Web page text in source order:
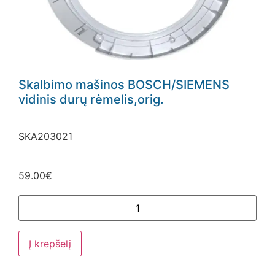
Skalbimo mašinos BOSCH/SIEMENS
vidinis durų rėmelis,orig.
SKA203021
59.00€
Į krepšelį